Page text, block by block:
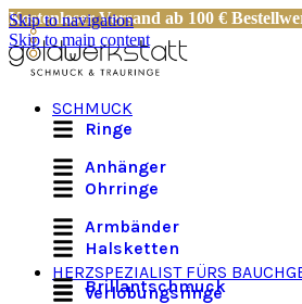
Skip to navigation
Skip to main content
Kostenloser Versand ab 100 €
SCHMUCK
Ringe
Anhänger
Ohrringe
Armbänder
Halsketten
Brillantschmuck
HERZSPEZIALIST FÜRS
Verlobungsringe